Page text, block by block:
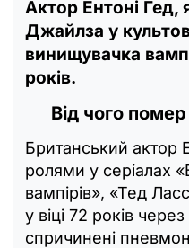
Актор Ентоні Гед,
Джайлза у
винищувачка
років.
Від чого
Британський актор
ролями у серіалах
вампірів», «Тед
у віці 72 років
спричинені